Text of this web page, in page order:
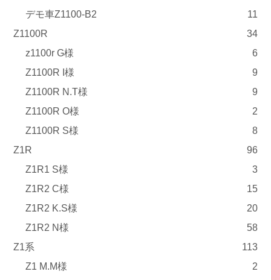
デモ車Z1100-B2
11
Z1100R
34
z1100r G様
6
Z1100R I様
9
Z1100R N.T様
9
Z1100R O様
2
Z1100R S様
8
Z1R
96
Z1R1 S様
3
Z1R2 C様
15
Z1R2 K.S様
20
Z1R2 N様
58
Z1系
113
Z1 M.M様
2